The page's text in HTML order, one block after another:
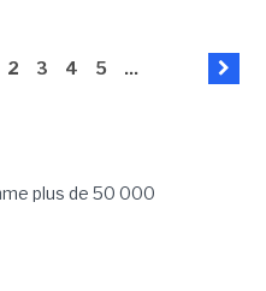
2 3 4 5 ...
plus de 50 000